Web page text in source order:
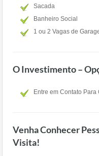
Sacada
Banheiro Social
1 ou 2 Vagas de
O Investimento –
Entre em Contato
Venha Conhecer
Visita!